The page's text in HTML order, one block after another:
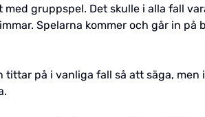
gruppspel. Det skulle i alla fall
Spelarna kommer och går in på
på i vanliga fall så att säga,